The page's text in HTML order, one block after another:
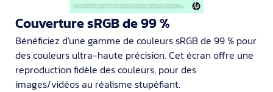
Couverture sRGB de 99 %
Bénéficiez d'une gamme de couleurs sRGB de 99 % pour
des couleurs ultra-haute précision. Cet écran offre une
reproduction fidèle des couleurs, pour des
images/vidéos au réalisme stupéfiant.